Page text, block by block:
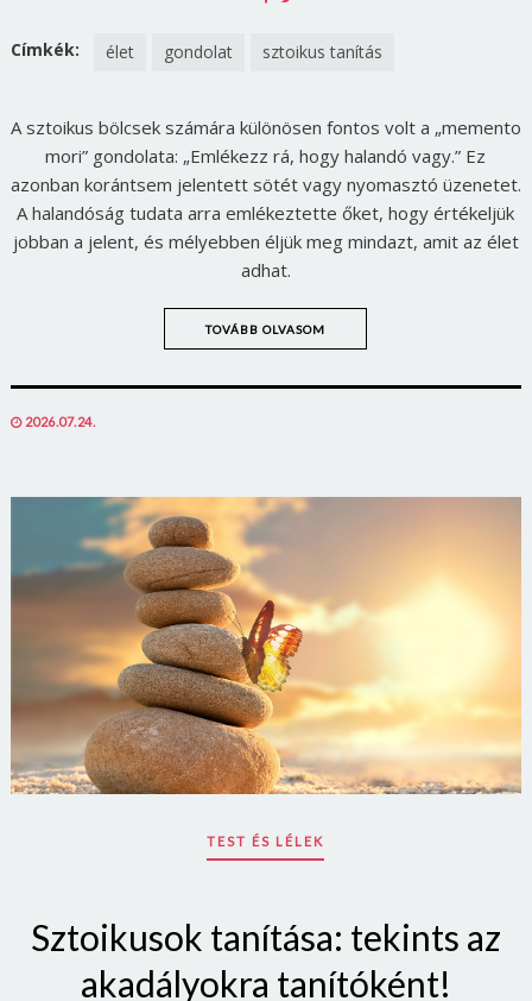
FACEBOOK
TWITTER
Címkék: élet gondolat sztoikus tanítás
A sztoikus bölcsek számára különösen fontos volt a „memento
mori” gondolata: „Emlékezz rá, hogy halandó vagy.” Ez
azonban korántsem jelentett sötét vagy nyomasztó üzenetet.
A halandóság tudata arra emlékeztette őket, hogy értékeljük
jobban a jelent, és mélyebben éljük meg mindazt, amit az élet
adhat.
TOVÁBB OLVASOM
POSTED
2026.07.24.
TEST ÉS LÉLEK
Sztoikusok tanítása: tekints az
akadályokra tanítóként!